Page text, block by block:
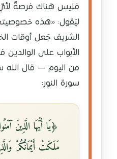
فليس هناك فرصةٌ لأيّ
ليَقول: «هذه
الشريف جَعل أوقات
الأبواب على
من اليوم — قال الله
سورة النور:
﴿يَا أَيُّهَا الَّذِينَ
مَلَكَتْ أَيْمَانُكُمْ